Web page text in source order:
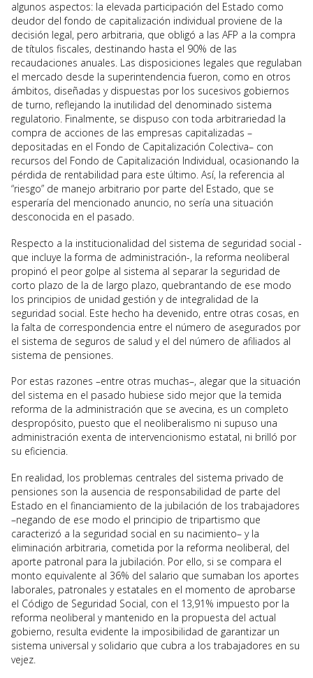
algunos aspectos: la elevada participación del Estado como
deudor del fondo de capitalización individual proviene de la
decisión legal, pero arbitraria, que obligó a las AFP a la compra
de títulos fiscales, destinando hasta el 90% de las
recaudaciones anuales. Las disposiciones legales que regulaban
el mercado desde la superintendencia fueron, como en otros
ámbitos, diseñadas y dispuestas por los sucesivos gobiernos
de turno, reflejando la inutilidad del denominado sistema
regulatorio. Finalmente, se dispuso con toda arbitrariedad la
compra de acciones de las empresas capitalizadas –
depositadas en el Fondo de Capitalización Colectiva– con
recursos del Fondo de Capitalización Individual, ocasionando la
pérdida de rentabilidad para este último. Así, la referencia al
“riesgo” de manejo arbitrario por parte del Estado, que se
esperaría del mencionado anuncio, no sería una situación
desconocida en el pasado.
Respecto a la institucionalidad del sistema de seguridad social -
que incluye la forma de administración-, la reforma neoliberal
propinó el peor golpe al sistema al separar la seguridad de
corto plazo de la de largo plazo, quebrantando de ese modo
los principios de unidad gestión y de integralidad de la
seguridad social. Este hecho ha devenido, entre otras cosas, en
la falta de correspondencia entre el número de asegurados por
el sistema de seguros de salud y el del número de afiliados al
sistema de pensiones.
Por estas razones –entre otras muchas–, alegar que la situación
del sistema en el pasado hubiese sido mejor que la temida
reforma de la administración que se avecina, es un completo
despropósito, puesto que el neoliberalismo ni supuso una
administración exenta de intervencionismo estatal, ni brilló por
su eficiencia.
En realidad, los problemas centrales del sistema privado de
pensiones son la ausencia de responsabilidad de parte del
Estado en el financiamiento de la jubilación de los trabajadores
–negando de ese modo el principio de tripartismo que
caracterizó a la seguridad social en su nacimiento– y la
eliminación arbitraria, cometida por la reforma neoliberal, del
aporte patronal para la jubilación. Por ello, si se compara el
monto equivalente al 36% del salario que sumaban los aportes
laborales, patronales y estatales en el momento de aprobarse
el Código de Seguridad Social, con el 13,91% impuesto por la
reforma neoliberal y mantenido en la propuesta del actual
gobierno, resulta evidente la imposibilidad de garantizar un
sistema universal y solidario que cubra a los trabajadores en su
vejez.